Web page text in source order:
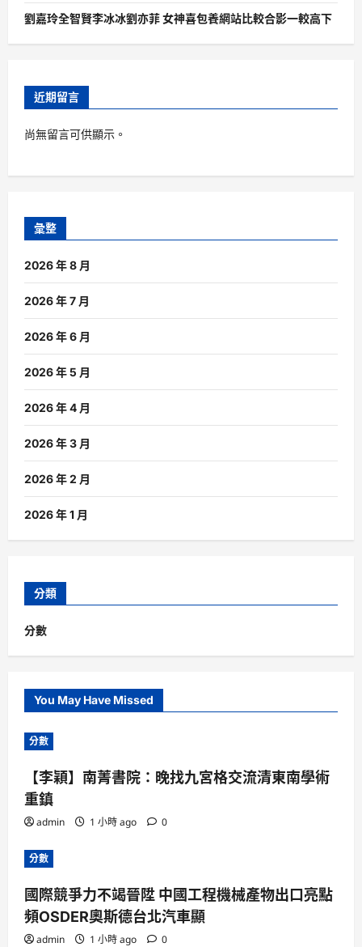
劉嘉玲全智賢李冰冰劉亦菲 女神喜包養網站比較合影一較高下
近期留言
尚無留言可供顯示。
彙整
2026 年 8 月
2026 年 7 月
2026 年 6 月
2026 年 5 月
2026 年 4 月
2026 年 3 月
2026 年 2 月
2026 年 1 月
分類
分數
You May Have Missed
分數
【李穎】南菁書院：晚找九宮格交流清東南學術
重鎮
admin 1 小時 ago 0
分數
國際競爭力不竭晉陞 中國工程機械產物出口亮點
頻OSDER奧斯德台北汽車顯
admin 1 小時 ago 0